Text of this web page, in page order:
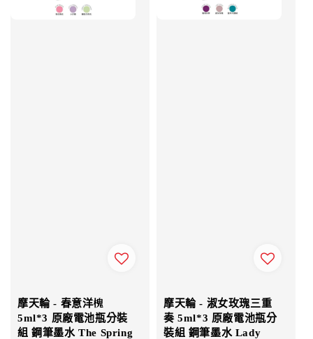
摩天輪 - 春意洋槐
5ml*3 原廠電池瓶分裝
組 鋼筆墨水 The Spring
摩天輪 - 淑女玫瑰三重
奏 5ml*3 原廠電池瓶分
裝組 鋼筆墨水 Lady